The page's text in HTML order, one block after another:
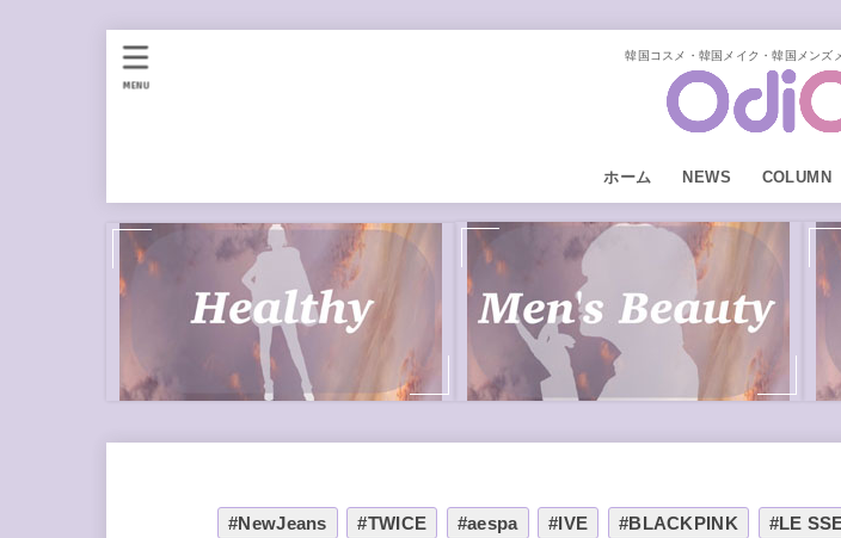
韓国コスメ・韓国メイク・韓国メンズ
ホーム NEWS COLUMN
MENU
#NewJeans #TWICE #aespa #IVE #BLACKPINK #LE